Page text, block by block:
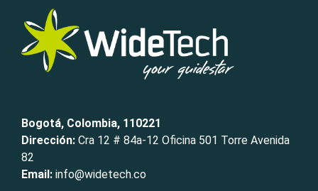
Bogotá, Colombia, 110221
Dirección: Cra 12 # 84a-12 Oficina 501 Torre Avenida
82
Email: info@widetech.co